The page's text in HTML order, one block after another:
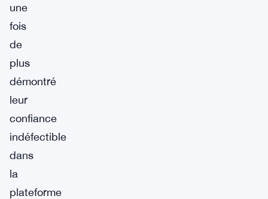
une
fois
de
plus
démontré
leur
confiance
indéfectible
dans
la
plateforme